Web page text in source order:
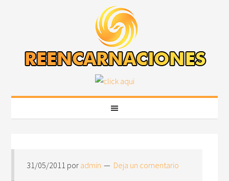
31/05/2011 por admin Deja un comentario